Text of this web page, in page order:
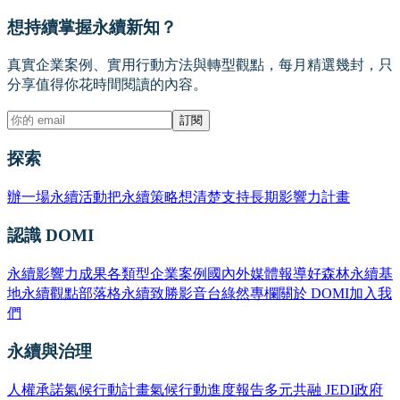
想持續掌握永續新知？
真實企業案例、實用行動方法與轉型觀點，每月精選幾封，只
分享值得你花時間閱讀的內容。
訂閱
探索
辦一場永續活動把永續策略想清楚支持長期影響力計畫
認識 DOMI
永續影響力成果各類型企業案例 國內外媒體報導好森林永續基
地永續觀點部落格永續致勝影音台綠然專欄關於 DOMI加入我
們
永續與治理
人權承諾氣候行動計畫氣候行動進度報告多元共融 JEDI政府